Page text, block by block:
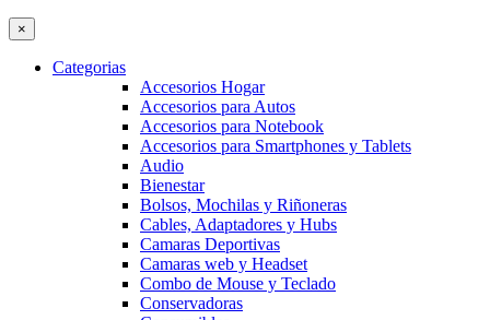
×
Categorias
Accesorios Hogar
Accesorios para Autos
Accesorios para Notebook
Accesorios para Smartphones y Tablets
Audio
Bienestar
Bolsos, Mochilas y Riñoneras
Cables, Adaptadores y Hubs
Camaras Deportivas
Camaras web y Headset
Combo de Mouse y Teclado
Conservadoras